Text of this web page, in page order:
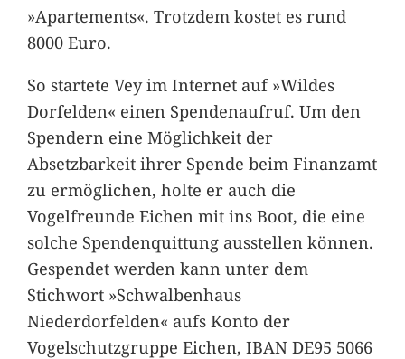
»Apartements«. Trotzdem kostet es rund
8000 Euro.
So startete Vey im Internet auf »Wildes
Dorfelden« einen Spendenaufruf. Um den
Spendern eine Möglichkeit der
Absetzbarkeit ihrer Spende beim Finanzamt
zu ermöglichen, holte er auch die
Vogelfreunde Eichen mit ins Boot, die eine
solche Spendenquittung ausstellen können.
Gespendet werden kann unter dem
Stichwort »Schwalbenhaus
Niederdorfelden« aufs Konto der
Vogelschutzgruppe Eichen, IBAN DE95 5066